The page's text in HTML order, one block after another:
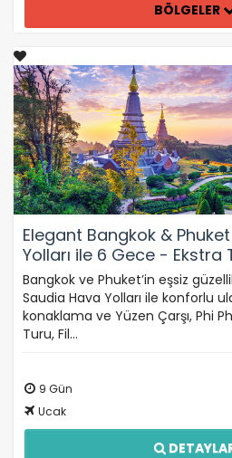
BÖLGELER
Elegant Bangkok &
Yolları ile 6 Gece - Ekstra
(FLY113)
Bangkok ve Phuket’in eşsiz
Saudia Hava Yolları ile konforlu
konaklama ve Yüzen Çarşı, Phi
Turu, Fil…
9 Gün
Ucak